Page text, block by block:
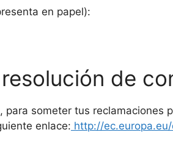
en papel):
de
para someter tus
enlace: http://